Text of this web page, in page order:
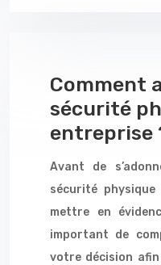
Comment
sécurité
entreprise
Avant de
sécurité
mettre en
important de
votre décision